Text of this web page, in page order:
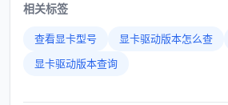
相关标签
查看显卡型号 显卡驱动版本怎么查
显卡驱动版本查询